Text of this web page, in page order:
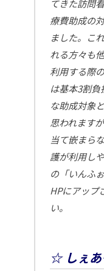
てきた訪問
療費助成の
ました。こ
れる方々も
利用する際
は基本3割
な助成対象
思われます
当て嵌まら
護が利用し
の「いんふ
HPにアップ
い。
☆ しぇあ